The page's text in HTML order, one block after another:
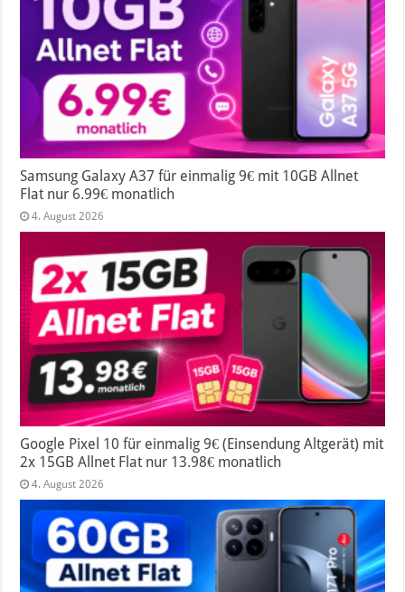
Samsung Galaxy A37 für einmalig 9€ mit 10GB Allnet
Flat nur 6.99€ monatlich
4. August 2026
Google Pixel 10 für einmalig 9€ (Einsendung Altgerät) mit
2x 15GB Allnet Flat nur 13.98€ monatlich
4. August 2026